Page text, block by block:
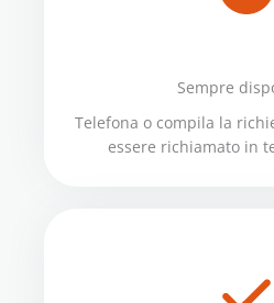
Sempre
Telefona o compila la
essere richiamato in